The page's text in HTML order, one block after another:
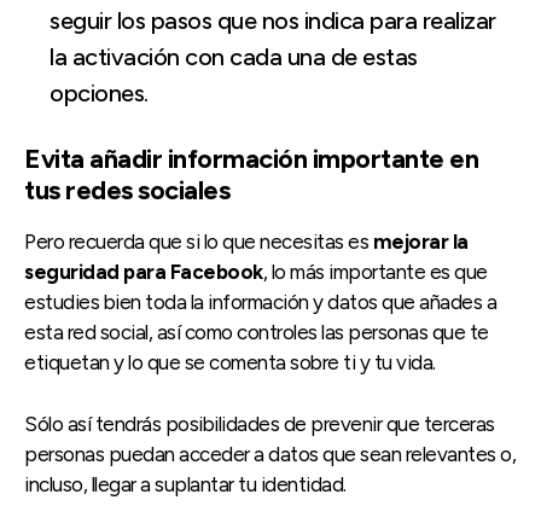
seguir los pasos que nos indica para realizar
la activación con cada una de estas
opciones.
Evita añadir información importante en
tus redes sociales
Pero recuerda que si lo que necesitas es mejorar la
seguridad para Facebook, lo más importante es que
estudies bien toda la información y datos que añades a
esta red social, así como controles las personas que te
etiquetan y lo que se comenta sobre ti y tu vida.
Sólo así tendrás posibilidades de prevenir que terceras
personas puedan acceder a datos que sean relevantes o,
incluso, llegar a suplantar tu identidad.